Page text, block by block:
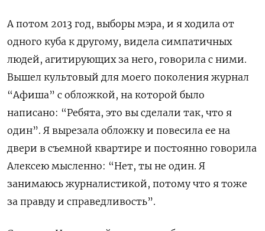
А потом 2013 год, выборы мэра, и я ходила от
одного куба к другому, видела симпатичных
людей, агитирующих за него, говорила с ними.
Вышел культовый для моего поколения журнал
“Афиша” с обложкой, на которой было
написано: “Ребята, это вы сделали так, что я
один”. Я вырезала обложку и повесила ее на
двери в съемной квартире и постоянно говорила
Алексею мысленно: “Нет, ты не один. Я
занимаюсь журналистикой, потому что я тоже
за правду и справедливость”.